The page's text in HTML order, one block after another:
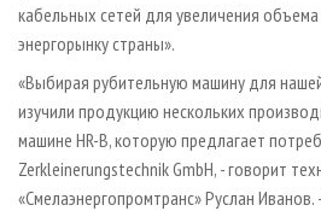
кабельных сетей для увеличения
энергорынку страны».
«Выбирая рубительную машину для
изучили продукцию нескольких
машине HR-B, которую предлагает
Zerkleinerungstechnik GmbH, - говорит
«Смелаэнергопромтранс» Руслан